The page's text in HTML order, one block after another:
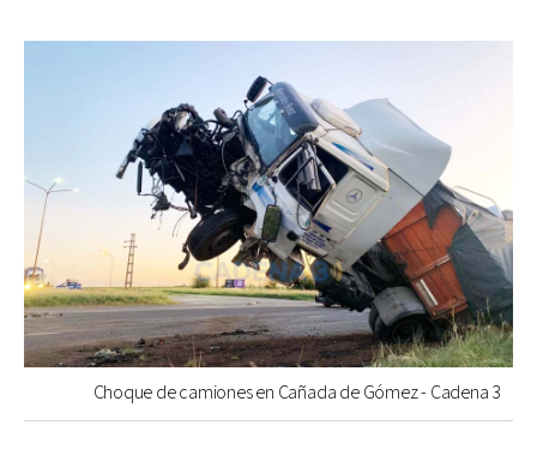
Choque de camiones en Cañada de Gómez - Cadena 3